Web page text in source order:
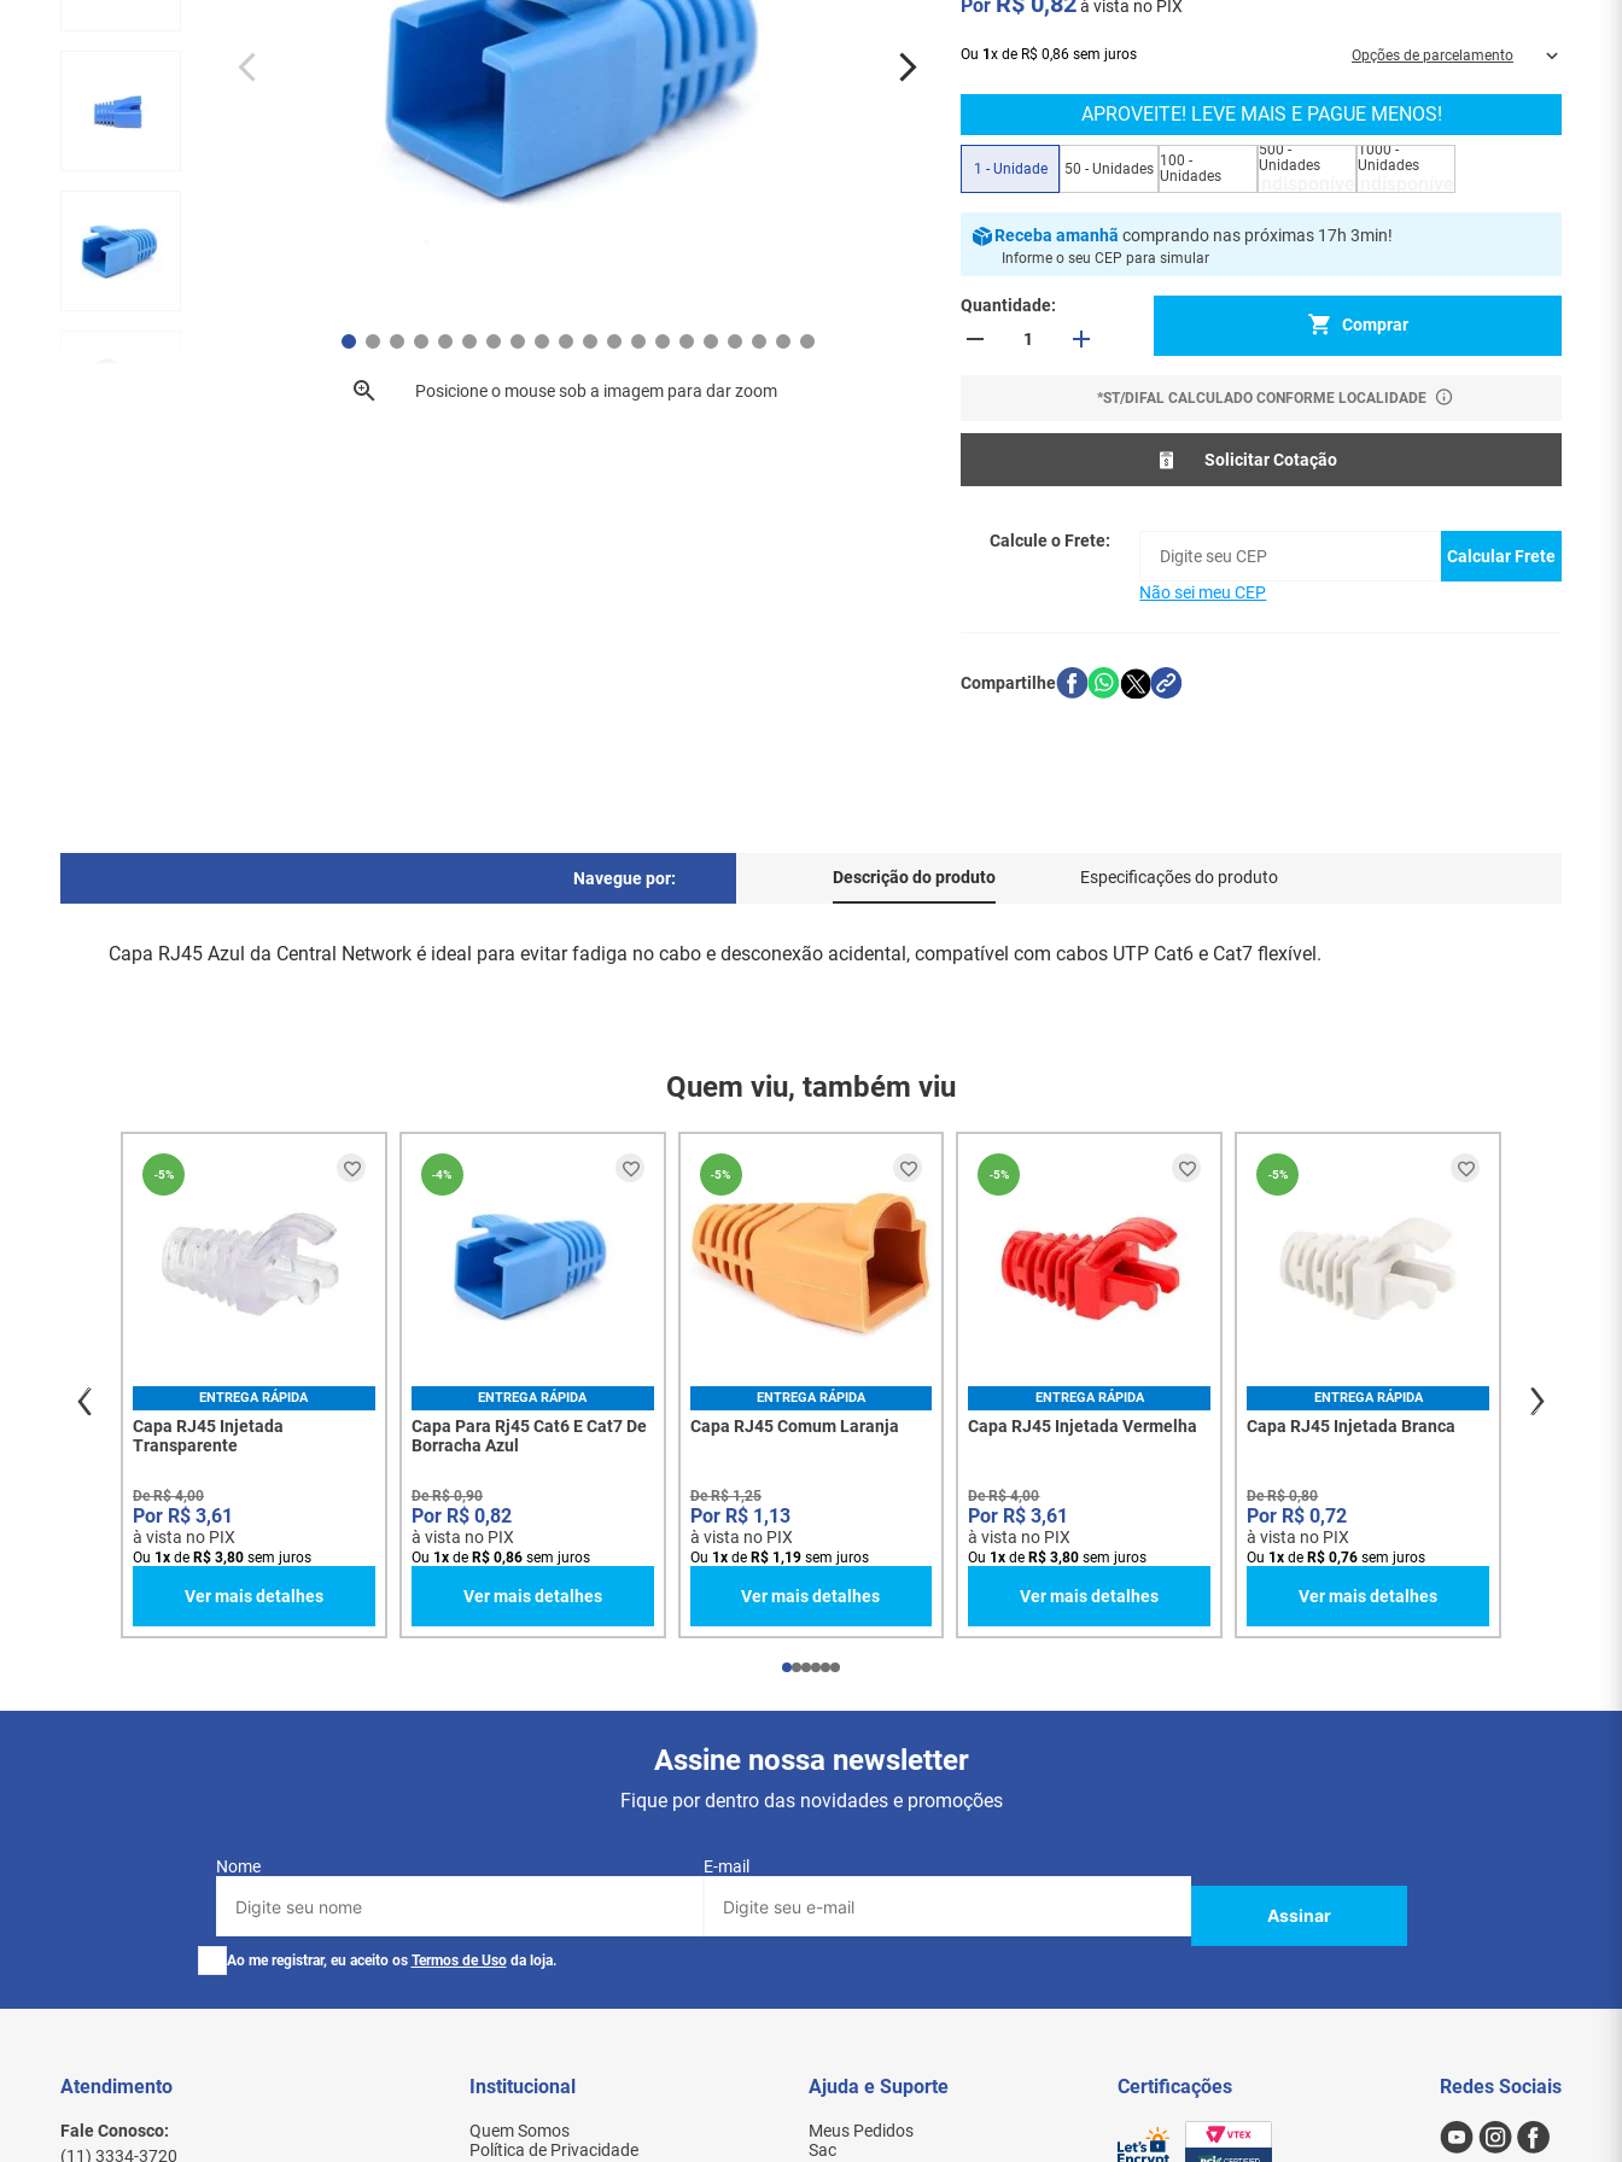
Posicione o mouse sob a imagem para dar zoom
à vista no PIX
Ou 1x de R$ 0,86 sem juros Opções de parcelamento
APROVEITE! LEVE MAIS E PAGUE MENOS!
1 - Unidade 50 - Unidades 100 -
Unidades
500 -
Unidades
1000 -
Unidades
Recebaamanhã comprando nas próximas 17h 3min!
Informe o seu CEP para simular
Quantidade
Comprar
*ST/DIFAL CALCULADO CONFORME LOCALIDADE
Solicitar Cotação
Calcule o Frete:
Calcular Frete
Não sei meu CEP
Navegue por: Descrição do produto Especificações do produto
Capa RJ45 Azul da Central Network é ideal para evitar fadiga no cabo e desconexão acidental, compatível com cabos UTP Cat6 e Cat7 flexível.
Quem viu, também viu
-5%
ENTREGA RÁPIDA
Capa RJ45 Injetada
Transparente
DeR$ 4,00
R$ 3,61
à vista no PIX
Ou 1x de R$ 3,80 sem juros
Ver mais detalhes
-4%
ENTREGA RÁPIDA
Capa Para Rj45 Cat6 E Cat7 De
Borracha Azul
DeR$ 0,90
R$ 0,82
à vista no PIX
Ou 1xde R$ 0,86sem juros
Ver mais detalhes
-5%
ENTREGA RÁPIDA
Capa RJ45 Comum Laranja
DeR$ 1,25
R$ 1,13
à vista no PIX
Ou 1xde R$ 1 ,19sem juros
Ver mais detalhes
-5%
ENTREGA RÁPIDA
Capa RJ45 Injetada Vermelha
DeR$ 4,00
R$ 3,61
à vista no PIX
Ou 1x deR$ 3,80 sem juros
Ver mais detalhes
-5%
ENTREGA RÁPIDA
Capa RJ45 Injetada Branca
DeR$ 0,80
R$ 0,72
à vista no PIX
Ou 1x deR$ 0,76 sem juros
Ver mais detalhes
Assine nossa newsletter
Fique por dentro das novidades e promoções
Nome E-mail
Assinar
Ao me registrar, eu aceito os Termos de Uso da loja.
Atendimento
Fale Conosco:
(11) 3334-3720
Institucional
Quem Somos
Política de Privacidade
Ajuda e Suporte
Meus Pedidos
Sac
Certificações Redes Sociais